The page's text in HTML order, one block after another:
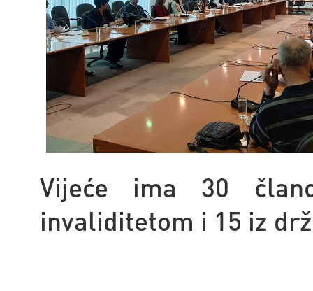
Vijeće ima 30
invaliditetom i 15 iz